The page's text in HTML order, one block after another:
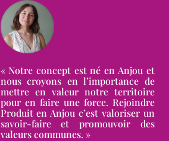
« Notre concept est né en Anjou et
nous croyons en l’importance de
mettre en valeur notre territoire
pour en faire une force. Rejoindre
Produit en Anjou c’est valoriser un
savoir-faire et promouvoir des
valeurs communes. »